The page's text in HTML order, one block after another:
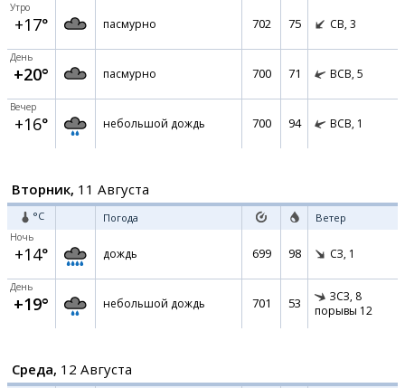
Утро
+17° пасмурно 702 75 СВ, 3
День
+20° пасмурно 700 71 ВСВ, 5
Вечер
+16° небольшой дождь 700 94 ВСВ, 1
Вторник, 11 Августа
°C Погода Ветер
Ночь
+14° дождь 699 98 СЗ, 1
День
+19° небольшой дождь 701 53 ЗСЗ, 8
порывы 12
Среда, 12 Августа